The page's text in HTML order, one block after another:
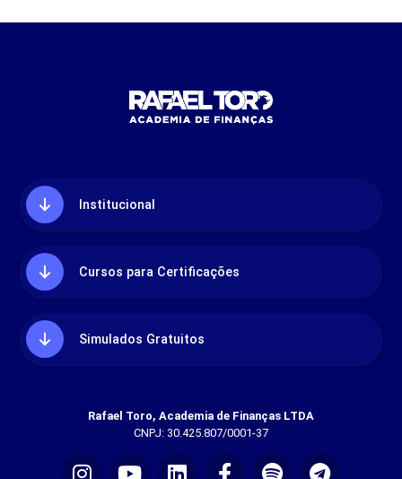
Institucional
Cursos para Certificações
Simulados Gratuitos
Rafael Toro, Academia de Finanças LTDA
CNPJ: 30.425.807/0001-37